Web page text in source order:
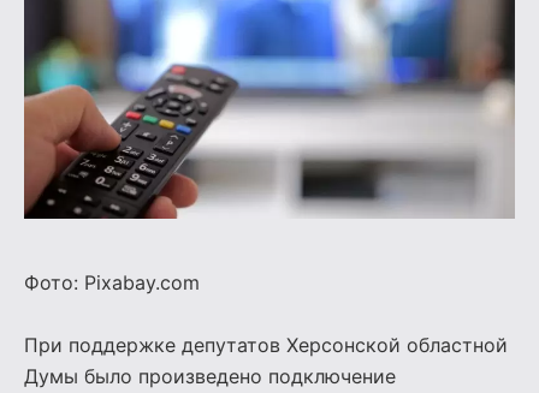
Фото: Pixabay.com
При поддержке депутатов Херсонской областной
Думы было произведено подключение